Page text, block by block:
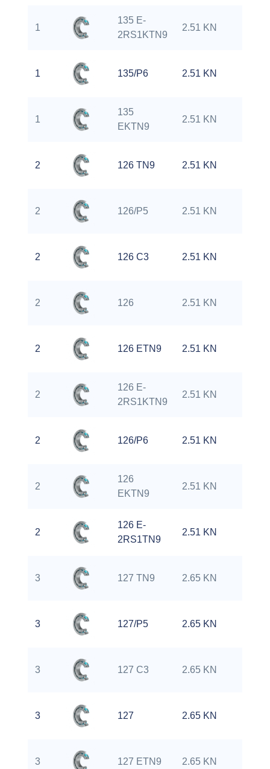
1
135 E-
2RS1KTN9
2.51 KN
1 135/P6 2.51 KN
1
135
EKTN9
2.51 KN
2 126 TN9 2.51 KN
2 126/P5 2.51 KN
2 126 C3 2.51 KN
2 126 2.51 KN
2 126 ETN9 2.51 KN
2
126 E-
2RS1KTN9
2.51 KN
2 126/P6 2.51 KN
2
126
EKTN9
2.51 KN
2
126 E-
2RS1TN9
2.51 KN
3 127 TN9 2.65 KN
3 127/P5 2.65 KN
3 127 C3 2.65 KN
3 127 2.65 KN
3 127 ETN9 2.65 KN